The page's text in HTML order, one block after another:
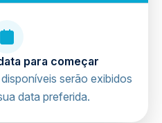
para começar
serão exibidos
data preferida.